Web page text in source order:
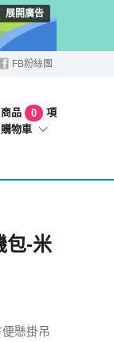
展開廣告
FB粉絲團
商品 0
項
購物車
包-米
懸掛吊